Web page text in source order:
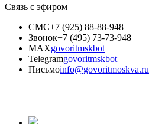
Связь с эфиром
СМС+7 (925) 88-88-948
Звонок+7 (495) 73-73-948
MAXgovoritmskbot
Telegramgovoritmskbot
Письмоinfo@govoritmoskva.ru